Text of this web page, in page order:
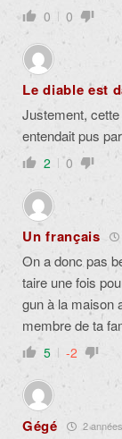
0 0
Le diable est
Justement,
entendait pus
2 0
Un français
On a donc pas
taire une fois
gun à la maison
membre de ta
5 -2
Gégé 2